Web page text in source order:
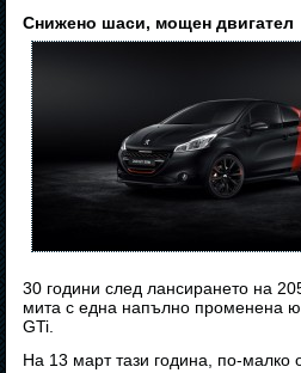
Снижено шаси, мощен двигател
30 години след лансирането на
мита с една напълно променена
GTi.
На 13 март тази година, по-малко